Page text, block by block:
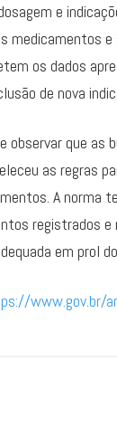
e
medicamentos
os dados
de nova
observar que as
as regras
A norma
registrados
em prol
www.gov.br/